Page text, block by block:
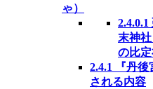
ゃ）
2.4.0.1
末神社
の比
2.4.1
『丹
される内容